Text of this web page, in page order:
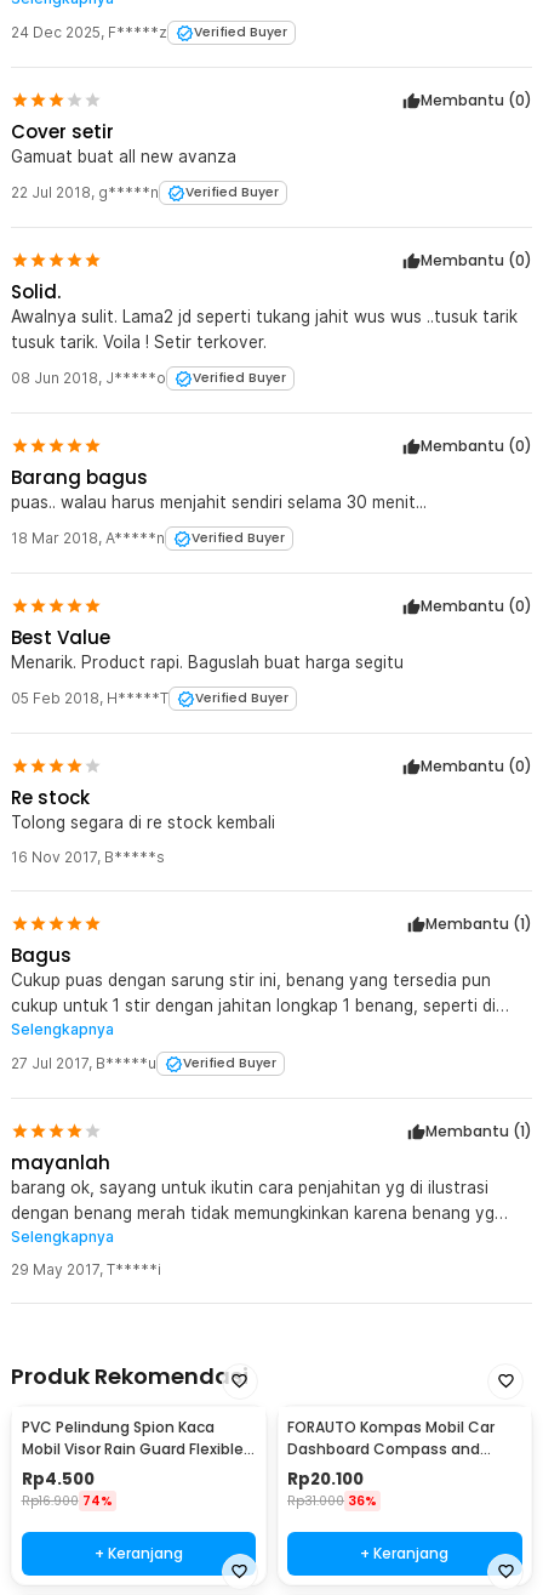
kertas pembungkus, ternyata ada ukurannya, yg pembelian kedua
ukuran M, yg pertama dulu entah apa, mgkn L.
24 Dec 2025, F*****z Verified Buyer
Membantu (0)
Cover setir
Gamuat buat all new avanza
22 Jul 2018, g*****n Verified Buyer
Membantu (0)
Solid.
Awalnya sulit. Lama2 jd seperti tukang jahit wus wus ..tusuk tarik
tusuk tarik. Voila ! Setir terkover.
08 Jun 2018, J*****o Verified Buyer
Membantu (0)
Barang bagus
puas.. walau harus menjahit sendiri selama 30 menit...
18 Mar 2018, A*****n Verified Buyer
Membantu (0)
Best Value
Menarik. Product rapi. Baguslah buat harga segitu
05 Feb 2018, H*****T Verified Buyer
Membantu (0)
Re stock
Tolong segara di re stock kembali
16 Nov 2017, B*****s
Membantu (1)
Bagus
Cukup puas dengan sarung stir ini, benang yang tersedia pun
cukup untuk 1 stir dengan jahitan longkap 1 benang, seperti di
foto ilustrasi bahkan masih sisa 20 cm. setelah jadi digenggamnya
pun enak tidak licin seperti stir ori, dan tidak terlalu besar seperti
sarung stir yang biasa. Sayangnya hanya padding busanya warna
keliatan bintik2 putih. Tapi overall puas, murah lagi, pasti beli lagi
soalnya ane dagang mobkas :D ;D
Selengkapnya
27 Jul 2017, B*****u Verified Buyer
Membantu (1)
mayanlah
barang ok, sayang untuk ikutin cara penjahitan yg di ilustrasi
dengan benang merah tidak memungkinkan karena benang yg
disediakan kurang panjang, padahal udah jalan 25%, nah karena
takut benang gak cukup jadi lanjut jahit yg kayak di ilustrasi 12
longkap 3 supaya akhirnya benang cukup jahit sampe habis. agak
cape kerjainnya, tap resikoi kalo mau murah meriah haha..
Selengkapnya
29 May 2017, T*****i
Produk Rekomendasi
PVC Pelindung Spion Kaca
Mobil Visor Rain Guard Flexible 2
PCS - BH030
Rp4.500
Rp16.900 74%
+ Keranjang
FORAUTO Kompas Mobil Car
Dashboard Compass and
Thermometer - C288-5
Rp20.100
Rp31.000 36%
+ Keranjang